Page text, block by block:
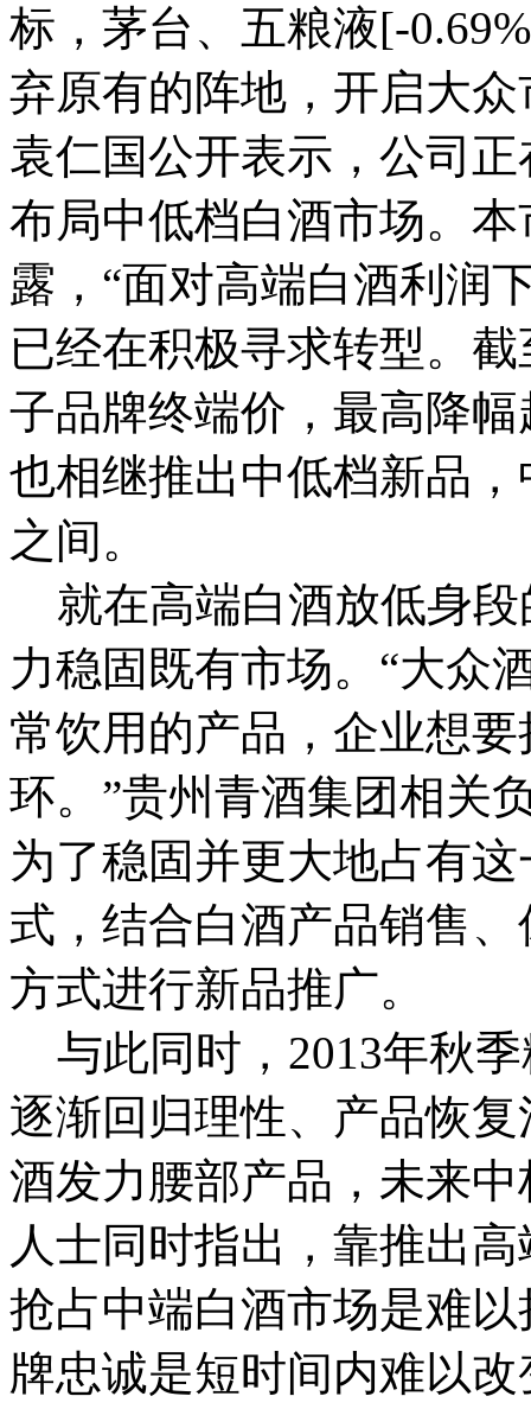
标，茅台、五粮液[-
弃原有的阵地，开启大
袁仁国公开表示，公司
布局中低档白酒市场。
露，“面对高端白酒利润
已经在积极寻求转型。
子品牌终端价，最高降
也相继推出中低档新品
之间。
就在高端白酒放低身段
力稳固既有市场。“大众
常饮用的产品，企业想
环。”贵州青酒集团相关
为了稳固并更大地占有
式，结合白酒产品销售
方式进行新品推广。
与此同时，2013年秋
逐渐回归理性、产品恢
酒发力腰部产品，未来
人士同时指出，靠推出
抢占中端白酒市场是难
牌忠诚是短时间内难以